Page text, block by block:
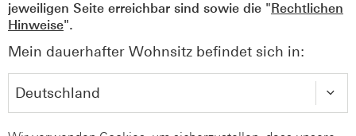
jeweiligen Seite erreichbar sind sowie die "Rechtlichen
Hinweise".
Mein dauerhafter Wohnsitz befindet sich in: